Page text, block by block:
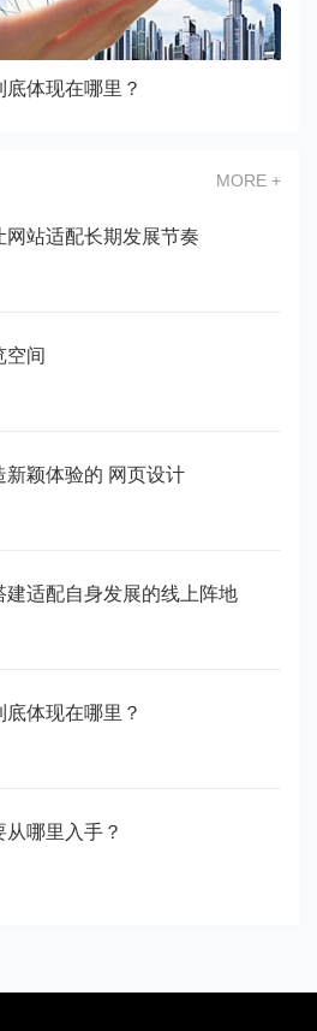
体现在哪里？
MORE +
站适配长期发展节奏
空间
新颖体验的 网页设计
适配自身发展的线上阵地
体现在哪里？
哪里入手？